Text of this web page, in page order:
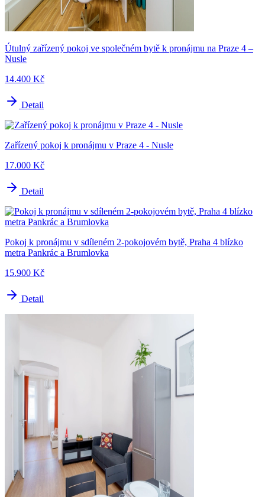
Útulný zařízený pokoj ve společném bytě k pronájmu na Praze 4 –
Nusle
14.400 Kč
Detail
Zařízený pokoj k pronájmu v Praze 4 - Nusle
17.000 Kč
Detail
Pokoj k pronájmu v sdíleném 2-pokojovém bytě, Praha 4 blízko
metra Pankrác a Brumlovka
15.900 Kč
Detail